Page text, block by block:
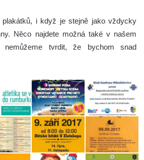
i když je stejně jako vždycky
Něco najdete možná také v našem
nemůžeme tvrdit, že bychom snad